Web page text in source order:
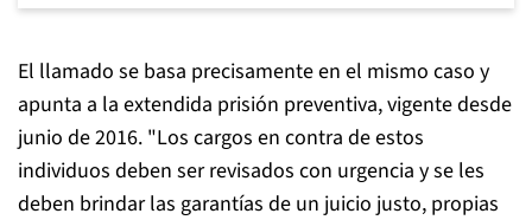
El llamado se basa precisamente en el mismo caso y
apunta a la extendida prisión preventiva, vigente desde
junio de 2016. "Los cargos en contra de estos
individuos deben ser revisados con urgencia y se les
deben brindar las garantías de un juicio justo, propias